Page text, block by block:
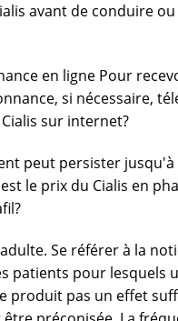
avant de conduire
en ligne Pour
si nécessaire,
sur internet?
peut persister jusqu'à
le prix du Cialis en
Se référer à la
patients pour lesquels
produit pas un effet